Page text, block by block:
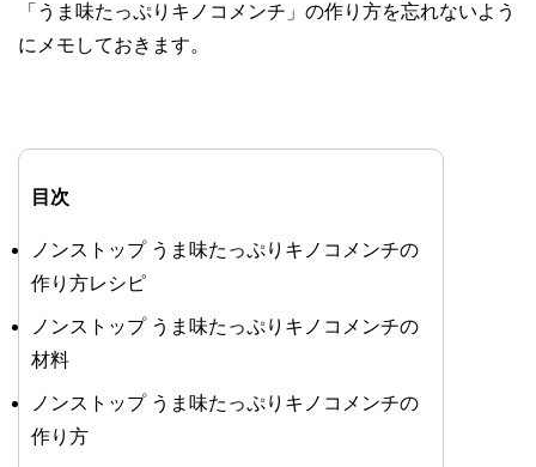
「うま味たっぷりキノコメンチ」の作り方を忘れないよう
にメモしておきます。
目次
ノンストップ うま味たっぷりキノコメンチの
作り方レシピ
ノンストップ うま味たっぷりキノコメンチの
材料
ノンストップ うま味たっぷりキノコメンチの
作り方